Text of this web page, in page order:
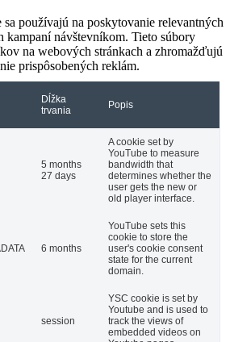
používajú na poskytovanie relevantných
kampaní návštevníkom. Tieto súbory
na webových stránkach a zhromažďujú
prispôsobených reklám.
Dĺžka
trvania
Popis
5 months
27 days
A cookie set by
YouTube to measure
bandwidth that
determines whether the
user gets the new or
old player interface.
6 months
YouTube sets this
cookie to store the
user's cookie consent
state for the current
domain.
session
YSC cookie is set by
Youtube and is used to
track the views of
embedded videos on